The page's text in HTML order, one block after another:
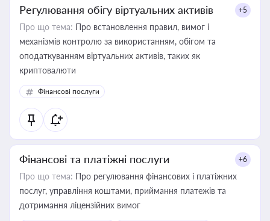
Регулювання обігу віртуальних активів +5
Про що тема: Про встановлення правил, вимог і
механізмів контролю за використанням, обігом та
оподаткуванням віртуальних активів, таких як
криптовалюти
Фінансові послуги
Фінансові та платіжні послуги +6
Про що тема: Про регулювання фінансових і платіжних
послуг, управління коштами, приймання платежів та
дотримання ліцензійних вимог